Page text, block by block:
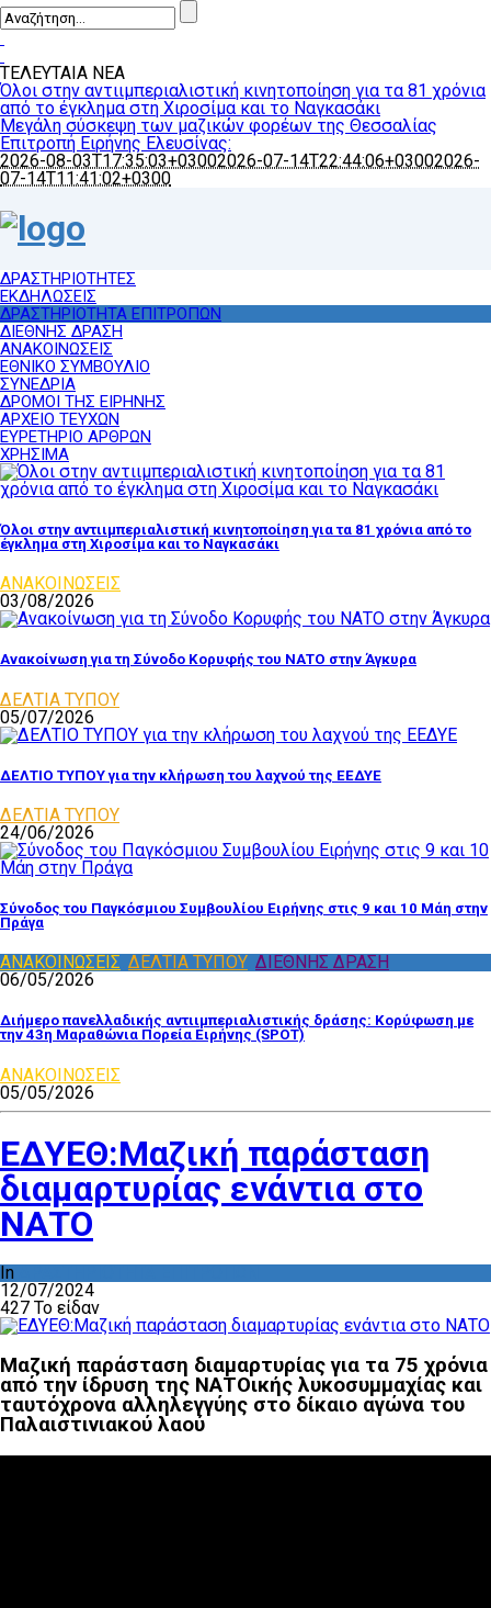
ΤΕΛΕΥΤΑΙΑ ΝΕΑ
Όλοι στην αντιιμπεριαλιστική κινητοποίηση για τα 81 χρόνια
από το έγκλημα στη Χιροσίμα και το Ναγκασάκι
Μεγάλη σύσκεψη των μαζικών φορέων της Θεσσαλίας
Επιτροπή Ειρήνης Ελευσίνας:
2026-08-03T17:35:03+03002026-07-14T22:44:06+03002026-
07-14T11:41:02+0300
ΔΡΑΣΤΗΡΙΟΤΗΤΕΣ
ΕΚΔΗΛΩΣΕΙΣ
ΔΡΑΣΤΗΡΙΟΤΗΤΑ ΕΠΙΤΡΟΠΩΝ
ΔΙΕΘΝΗΣ ΔΡΑΣΗ
ΑΝΑΚΟΙΝΩΣΕΙΣ
ΕΘΝΙΚΟ ΣΥΜΒΟΥΛΙΟ
ΣΥΝΕΔΡΙΑ
ΔΡΟΜΟΙ ΤΗΣ ΕΙΡΗΝΗΣ
ΑΡΧΕΙΟ ΤΕΥΧΩΝ
ΕΥΡΕΤΗΡΙΟ ΑΡΘΡΩΝ
ΧΡΗΣΙΜΑ
Όλοι στην αντιιμπεριαλιστική κινητοποίηση για τα 81 χρόνια από το
έγκλημα στη Χιροσίμα και το Ναγκασάκι
ΑΝΑΚΟΙΝΩΣΕΙΣ
03/08/2026
Ανακοίνωση για τη Σύνοδο Κορυφής του ΝΑΤΟ στην Άγκυρα
ΔΕΛΤΙΑ ΤΥΠΟΥ
05/07/2026
ΔΕΛΤΙΟ ΤΥΠΟΥ για την κλήρωση του λαχνού της ΕΕΔΥΕ
ΔΕΛΤΙΑ ΤΥΠΟΥ
24/06/2026
Σύνοδος του Παγκόσμιου Συμβουλίου Ειρήνης στις 9 και 10 Μάη στην
Πράγα
ΑΝΑΚΟΙΝΩΣΕΙΣ ΔΕΛΤΙΑ ΤΥΠΟΥ ΔΙΕΘΝΗΣ ΔΡΑΣΗ
06/05/2026
Διήμερο πανελλαδικής αντιιμπεριαλιστικής δράσης: Κορύφωση με
την 43η Μαραθώνια Πορεία Ειρήνης (SPOT)
ΑΝΑΚΟΙΝΩΣΕΙΣ
05/05/2026
ΕΔΥΕΘ:Μαζική παράσταση
διαμαρτυρίας ενάντια στο
ΝΑΤΟ
In
12/07/2024
427 Το είδαν
Μαζική παράσταση διαμαρτυρίας για τα 75 χρόνια
από την ίδρυση της ΝΑΤΟικής λυκοσυμμαχίας και
ταυτόχρονα αλληλεγγύης στο δίκαιο αγώνα του
Παλαιστινιακού λαού